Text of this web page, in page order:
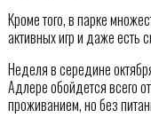
Кроме того, в парке
активных игр и даже есть
Неделя в середине
Адлере обойдется всего
проживанием, но без